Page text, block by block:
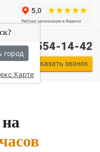
(911) 554-14-42
Заказать звонок
город